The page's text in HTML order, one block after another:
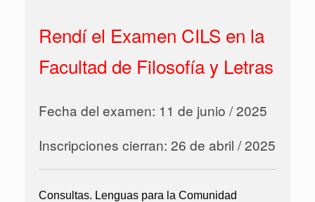
Rendí el Examen CILS en la
Facultad de Filosofía y Letras
Fecha del examen: 11 de junio / 2025
Inscripciones cierran: 26 de abril / 2025
Consultas. Lenguas para la Comunidad